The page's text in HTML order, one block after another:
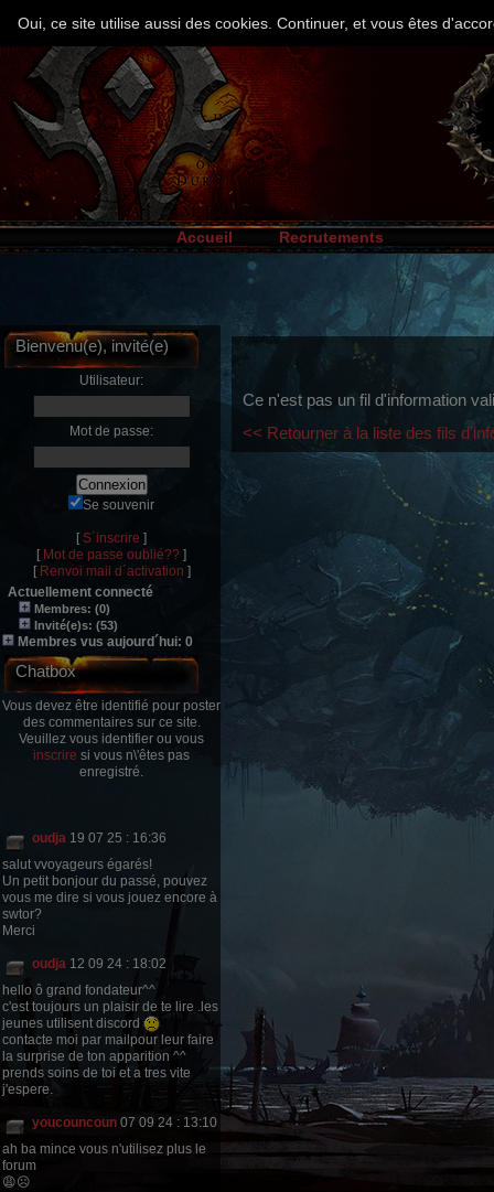
Accueil Recrutements
Bienvenu(e), invité(e)
Utilisateur:
Mot de passe:
Se souvenir
[ S´inscrire ]
[ Mot de passe oublié?? ]
[ Renvoi mail d´activation ]
Actuellement connecté
Membres: (0)
Invité(e)s: (53)
Membres vus aujourd´hui: 0
Chatbox
Vous devez être identifié pour poster
des commentaires sur ce site.
Veuillez vous identifier ou vous
inscrire si vous n\'êtes pas
enregistré.
oudja 19 07 25 : 16:36
salut vvoyageurs égarés!
Un petit bonjour du passé, pouvez
vous me dire si vous jouez encore à
swtor?
Merci
oudja 12 09 24 : 18:02
hello ô grand fondateur^^
c'est toujours un plaisir de te lire .les
jeunes utilisent discord
contacte moi par mailpour leur faire
la surprise de ton apparition ^^
prends soins de toi et a tres vite
j'espere.
youcouncoun 07 09 24 : 13:10
ah ba mince vous n'utilisez plus le
forum
😩☹
Ce n'est pas un fil d'information
<< Retourner à la liste des fils
Oui, ce site utilise aussi des cookies. Continuer, et vous êtes